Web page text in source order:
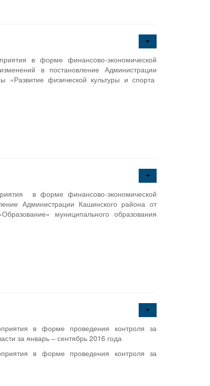
в форме финансово-экономической
в постановление Администрации
физической культуры и спорта
в форме финансово-экономической
Администрации Кашинского района от
муниципального образования
в форме проведения контроля за
за январь – сентябрь 2016 года
в форме проведения контроля за